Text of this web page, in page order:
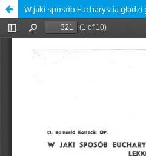
W jaki sposób Eucharystia